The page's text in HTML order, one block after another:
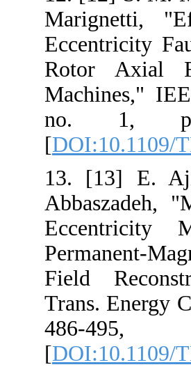
Marignetti,
Eccentricity
Rotor Axial
Machines,"
no. 1,
[DOI:10.1109/
13. [13] E.
Abbaszadeh,
Eccentricity
Permanent-
Field
Trans. Energy
486-
[DOI:10.1109/